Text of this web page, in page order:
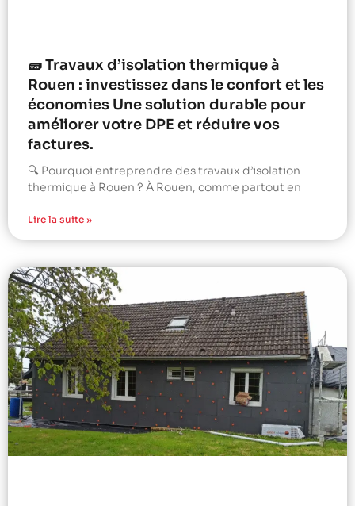
🧱 Travaux d’isolation thermique à
Rouen : investissez dans le confort et les
économies Une solution durable pour
améliorer votre DPE et réduire vos
factures.
🔍 Pourquoi entreprendre des travaux d’isolation
thermique à Rouen ? À Rouen, comme partout en
Lire la suite »